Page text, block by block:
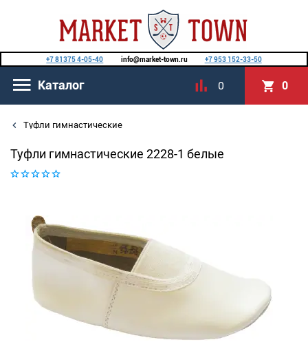
+7 81375 4-05-40 info@market-town.ru +7 953 152-33-50
Каталог 0 0
Туфли гимнастические
Туфли гимнастические 2228-1 белые